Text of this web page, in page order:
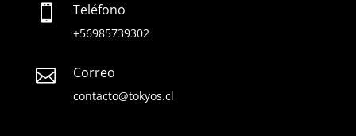
 Teléfono
+56985739302
 Correo
contacto@tokyos.cl